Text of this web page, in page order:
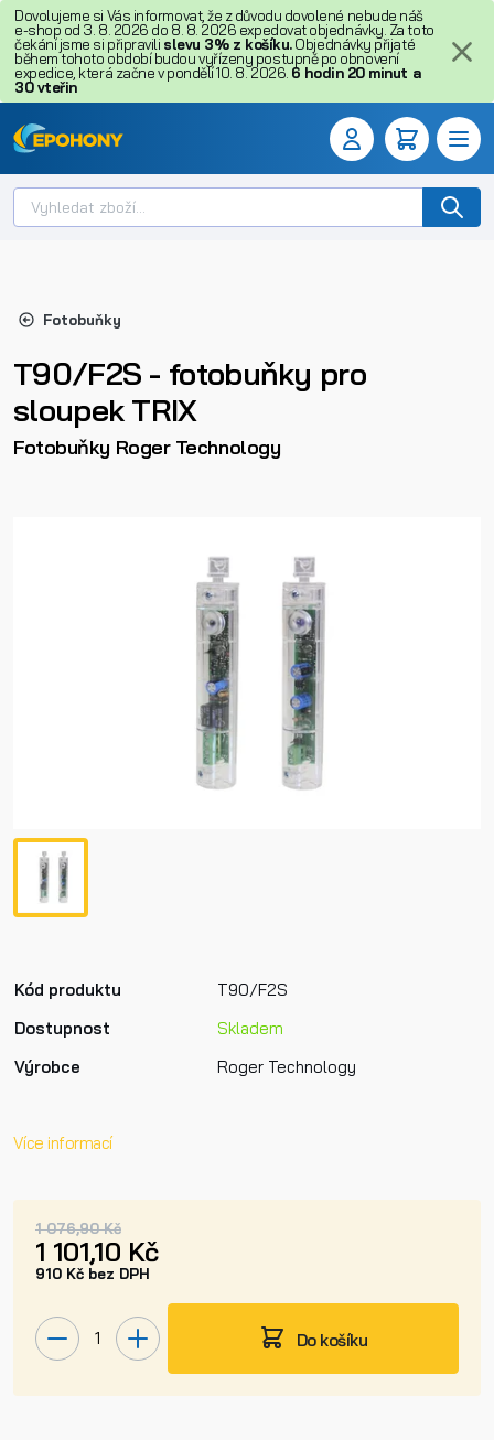
Dovolujeme si Vás informovat, že z důvodu dovolené nebude náš
e-shop od 3. 8. 2026 do 8. 8. 2026 expedovat objednávky. Za toto
čekání jsme si připravili slevu 3% z košíku.Objednávky přijaté
během tohoto období budou vyřízeny postupně po obnovení
expedice, která začne v pondělí 10. 8. 2026. 6 hodin 20 minut a
30 vteřin
Fotobuňky
T90/F2S - fotobuňky pro
sloupek TRIX
Fotobuňky Roger Technology
Kód produktu
T90/F2S
Dostupnost
Skladem
Výrobce
Roger Technology
Více informací
1 076,90 Kč
1 101,10 Kč
910 Kč bez DPH
Do košíku